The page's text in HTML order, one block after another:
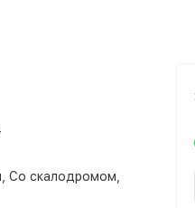
Со скалодромом,